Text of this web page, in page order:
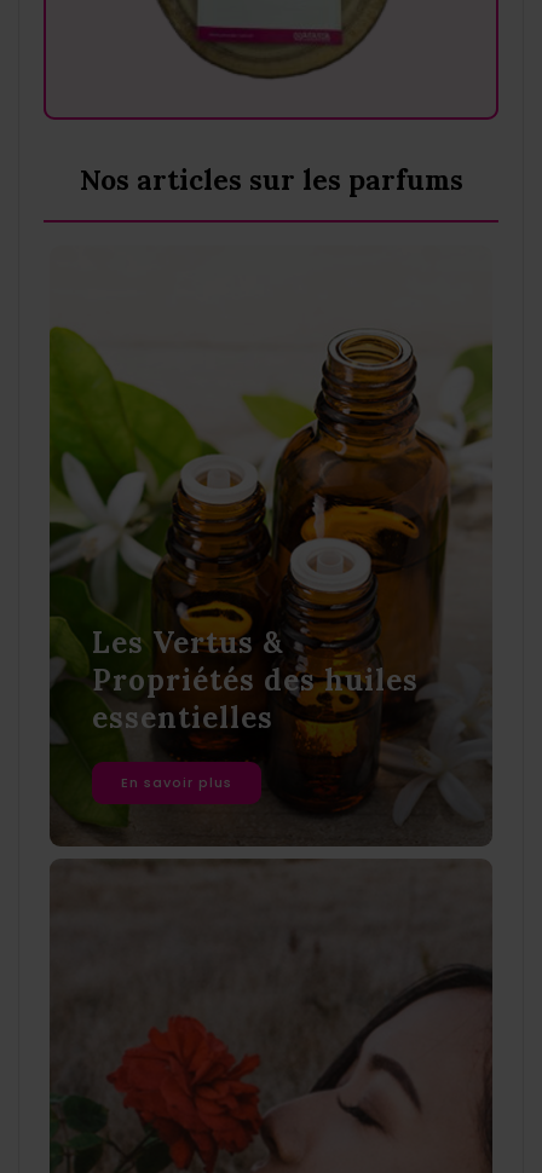
Nos articles sur les parfums
Les Vertus &
Propriétés des huiles
essentielles
En savoir plus